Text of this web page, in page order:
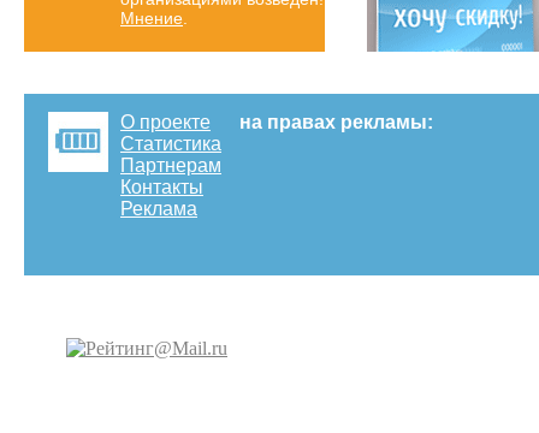
Мнение
О проекте
Статистика
Партнерам
Контакты
Реклама
на правах рекламы: